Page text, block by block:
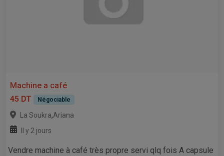
Machine a café
45 DT
Négociable
La Soukra,Ariana
Il y 2 jours
Vendre machine à café très propre servi qlq fois A capsule